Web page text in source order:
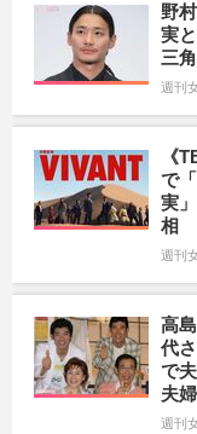
野
実
三
週刊
《
で
実
相
週刊
高
代
で
夫婦
週刊